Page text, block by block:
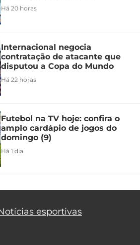
Há 20 horas
Internacional negocia
contratação de atacante que
disputou a Copa do Mundo
Há 22 horas
Futebol na TV hoje: confira o
amplo cardápio de jogos do
domingo (9)
Há 1 dia